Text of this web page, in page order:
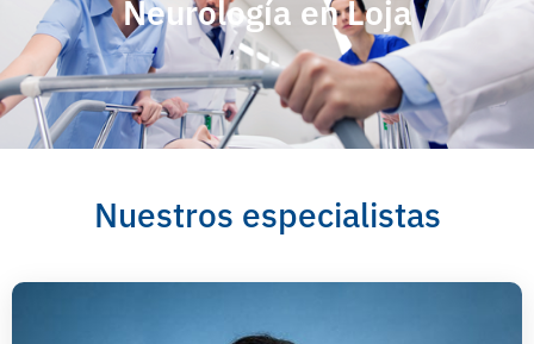
Neurología en Loja
Nuestros especialistas